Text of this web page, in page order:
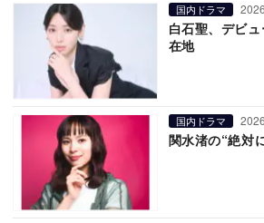
国内ドラマ
白石聖、デビ
在地
国内ドラマ
関水渚の“絶対